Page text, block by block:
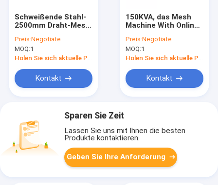
Schweißende Stahl-
2500mm Draht-Mesh
Steuerung für 2D
Zaun
Preis:Negotiate
MOQ:1
Holen Sie sich aktuelle Preis
Kontakt
150KVA, das Mesh
Machine With Online
Panel schweißt
Preis:Negotiate
MOQ:1
Holen Sie sich aktuelle Preis
Kontakt
Sparen Sie Zeit
Lassen Sie uns mit Ihnen die besten
Produkte kontaktieren.
Geben Sie Ihre Anforderung